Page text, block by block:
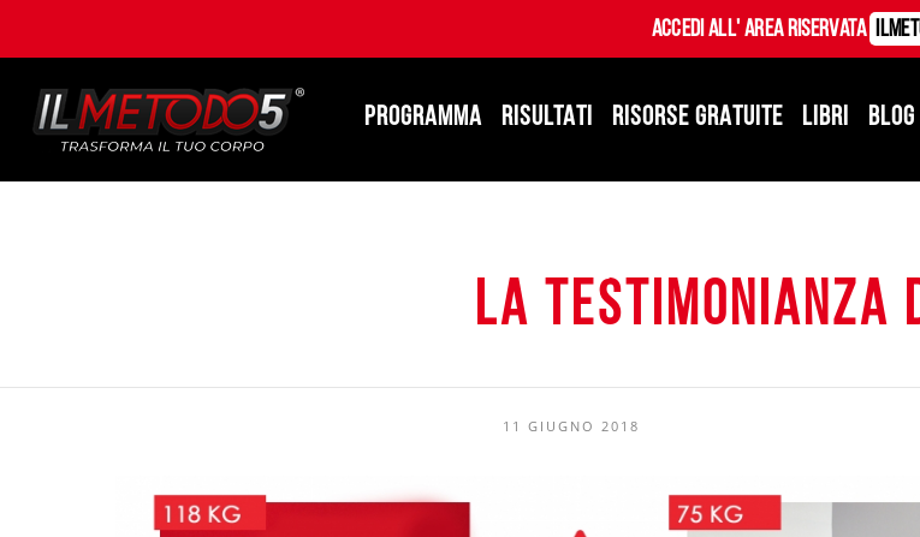
Accedi all' Area Riservata
PROGRAMMA RISULTATI RISORSE GRATUITE LIBRI BLOG
La testimonianza
11 GIUGNO 2018